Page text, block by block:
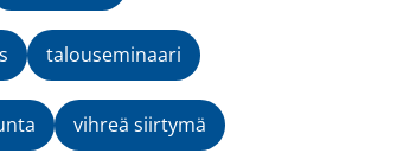
talouseminaari
vihreä siirtymä